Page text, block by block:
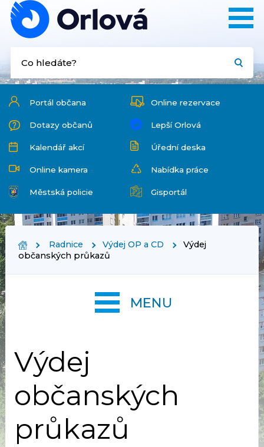
Portál občana Online rezervace
Dotazy občanů Lepší Orlová
Kalendář akcí Úřední deska
Online kamera Nabídka práce
Městská policie Gisportál
Radnice Výdej OP a CD
Výdej
občanských průkazů
Výdej
občanských
průkazů
MENU